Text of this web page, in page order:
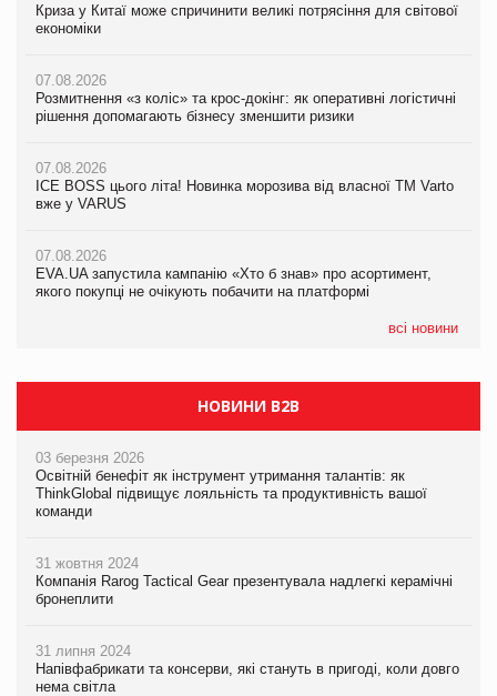
Криза у Китаї може спричинити великі потрясіння для світової
економіки
07.08.2026
Розмитнення «з коліс» та крос-докінг: як оперативні логістичні
рішення допомагають бізнесу зменшити ризики
07.08.2026
ICE BOSS цього літа! Новинка морозива від власної ТМ Varto
вже у VARUS
07.08.2026
EVA.UA запустила кампанію «Хто б знав» про асортимент,
якого покупці не очікують побачити на платформі
всі новини
Криза у Китаї може спричинити великі потрясіння для світової
економіки
07.08.2026
Розмитнення «з коліс» та крос-докінг: як оперативні логістичні
рішення допомагають бізнесу зменшити ризики
07.08.2026
ICE BOSS цього літа! Новинка морозива від власної ТМ Varto
вже у VARUS
07.08.2026
EVA.UA запустила кампанію «Хто б знав» про асортимент,
якого покупці не очікують побачити на платформі
Криза у Китаї може спричинити великі потрясіння для світової
економіки
07.08.2026
Kraft Heinz скоротила збиток у першому півріччі
Продажі Hugo Boss впали на 9%
НОВИНИ B2B
03 березня 2026
Освітній бенефіт як інструмент утримання талантів: як
ThinkGlobal підвищує лояльність та продуктивність вашої
команди
31 жовтня 2024
Компанія Rarog Tactical Gear презентувала надлегкі керамічні
бронеплити
31 липня 2024
Напівфабрикати та консерви, які стануть в пригоді, коли довго
нема світла